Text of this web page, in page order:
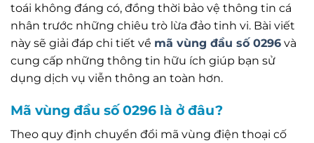
toái không đáng có, đồng thời bảo vệ thông tin cá
nhân trước những chiêu trò lừa đảo tinh vi. Bài viết
này sẽ giải đáp chi tiết về mã vùng đầu số 0296 và
cung cấp những thông tin hữu ích giúp bạn sử
dụng dịch vụ viễn thông an toàn hơn.
Mã vùng đầu số 0296 là ở đâu?
Theo quy định chuyển đổi mã vùng điện thoại cố